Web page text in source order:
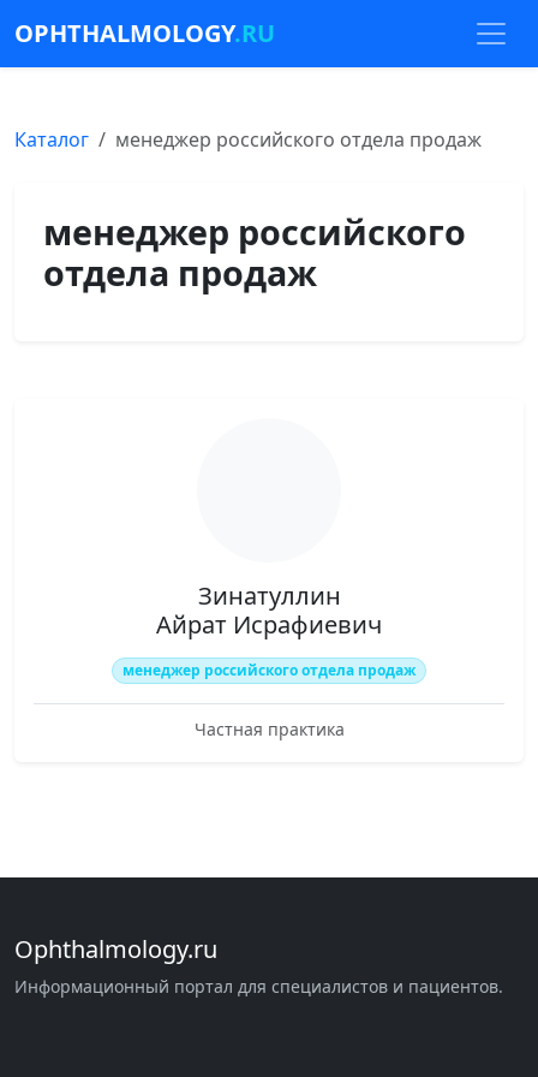
OPHTHALMOLOGY.RU
Каталог менеджер российского отдела продаж
менеджер российского
отдела продаж
Зинатуллин
Айрат Исрафиевич
менеджер российского отдела продаж
Частная практика
Ophthalmology.ru
Информационный портал для специалистов и пациентов.